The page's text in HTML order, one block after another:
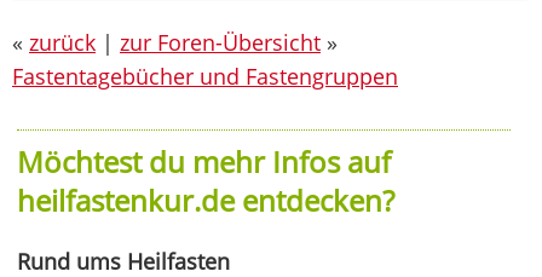
« zurück | zur Foren-Übersicht »
Fastentagebücher und Fastengruppen
Möchtest du mehr Infos auf
heilfastenkur.de entdecken?
Rund ums Heilfasten